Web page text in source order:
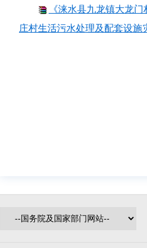
《涞水县九龙镇大龙
庄村生活污水处理及配套设